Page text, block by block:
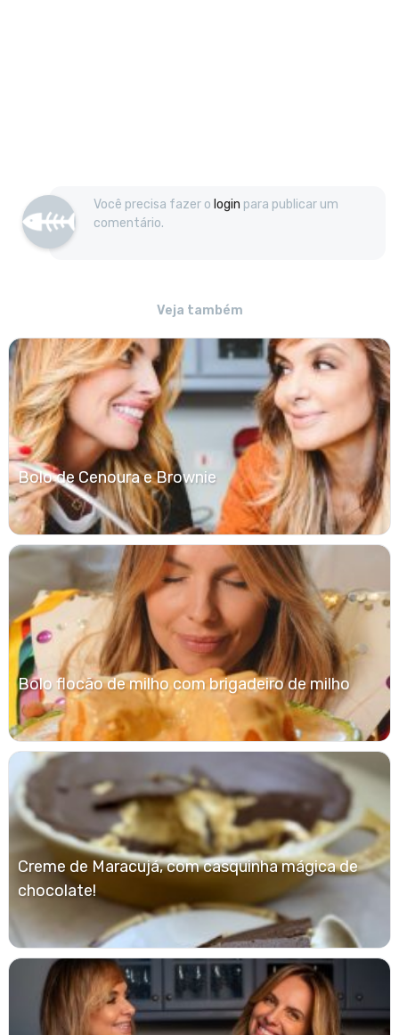
Você precisa fazer o login para publicar um
comentário.
Veja também
Bolo de Cenoura e Brownie
Bolo flocão de milho com brigadeiro de milho
Creme de Maracujá, com casquinha mágica de
chocolate!